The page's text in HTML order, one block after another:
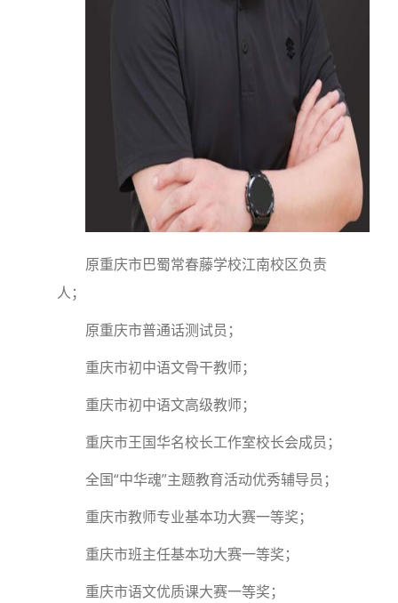
原重庆市巴蜀常春藤学校江南校区负责
人；
原重庆市普通话测试员；
重庆市初中语文骨干教师；
重庆市初中语文高级教师；
重庆市王国华名校长工作室校长会成员；
全国“中华魂”主题教育活动优秀辅导员；
重庆市教师专业基本功大赛一等奖；
重庆市班主任基本功大赛一等奖；
重庆市语文优质课大赛一等奖；